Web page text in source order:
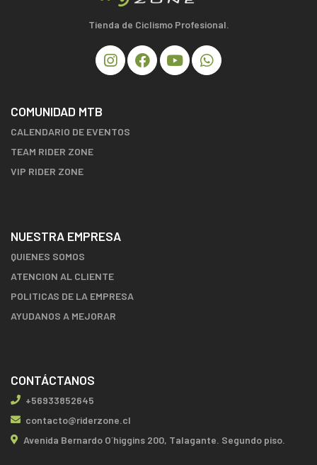
Tienda de Ciclismo Profesional.
COMUNIDAD MTB
CALENDARIO DE EVENTOS
TEAM RIDER ZONE
VIP RIDER ZONE
NUESTRA EMPRESA
QUIENES SOMOS
ATENCION AL CLIENTE
POLITICAS DE LA EMPRESA
AYUDANOS A MEJORAR
CONTÁCTANOS
+56933852645
contacto@riderzone.cl
Avenida Bernardo O´higgins 200, Talagante. Segundo piso.